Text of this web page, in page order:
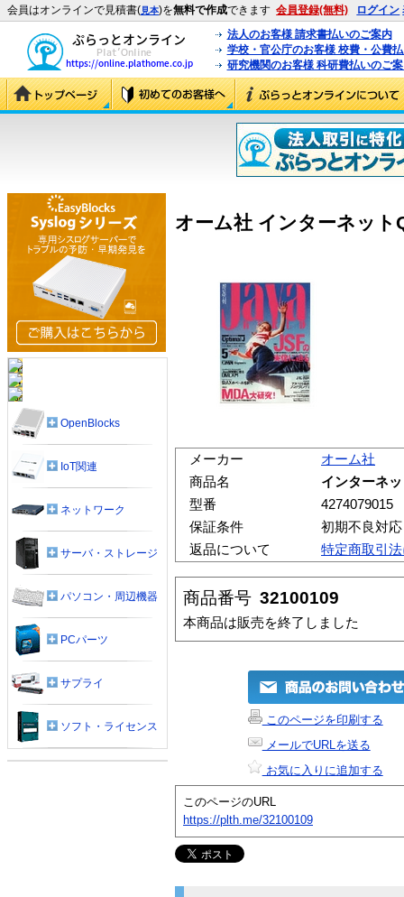
会員はオンラインで見積書(見本)を無料で作成できます 会員登録(無料) ログイン
法人のお客様 請求書払いのご案内
学校・官公庁のお客様 校費・公費
研究機関のお客様 科研費払いのご
オーム社 インターネット
メーカー
オーム社
商品名
インターネ
型番
4274079015
保証条件
初期不良対
返品について
特定商取引
商品番号 32100109
本商品は販売を終了しました
このページを印刷する
メールでURLを送る
お気に入りに追加する
このページのURL
https://plth.me/32100109
OpenBlocks
IoT関連
ネットワーク
サーバ・ストレージ
パソコン・周辺機器
PCパーツ
サプライ
ソフト・ライセンス